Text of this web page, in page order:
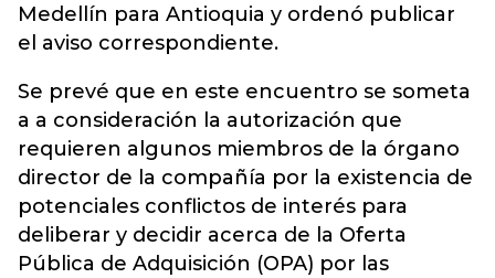
Medellín para Antioquia y ordenó publicar
el aviso correspondiente.
Se prevé que en este encuentro se someta
a a consideración la autorización que
requieren algunos miembros de la órgano
director de la compañía por la existencia de
potenciales conflictos de interés para
deliberar y decidir acerca de la Oferta
Pública de Adquisición (OPA) por las